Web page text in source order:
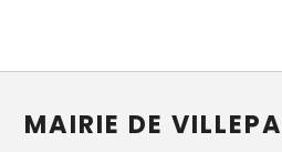
MAIRIE DE